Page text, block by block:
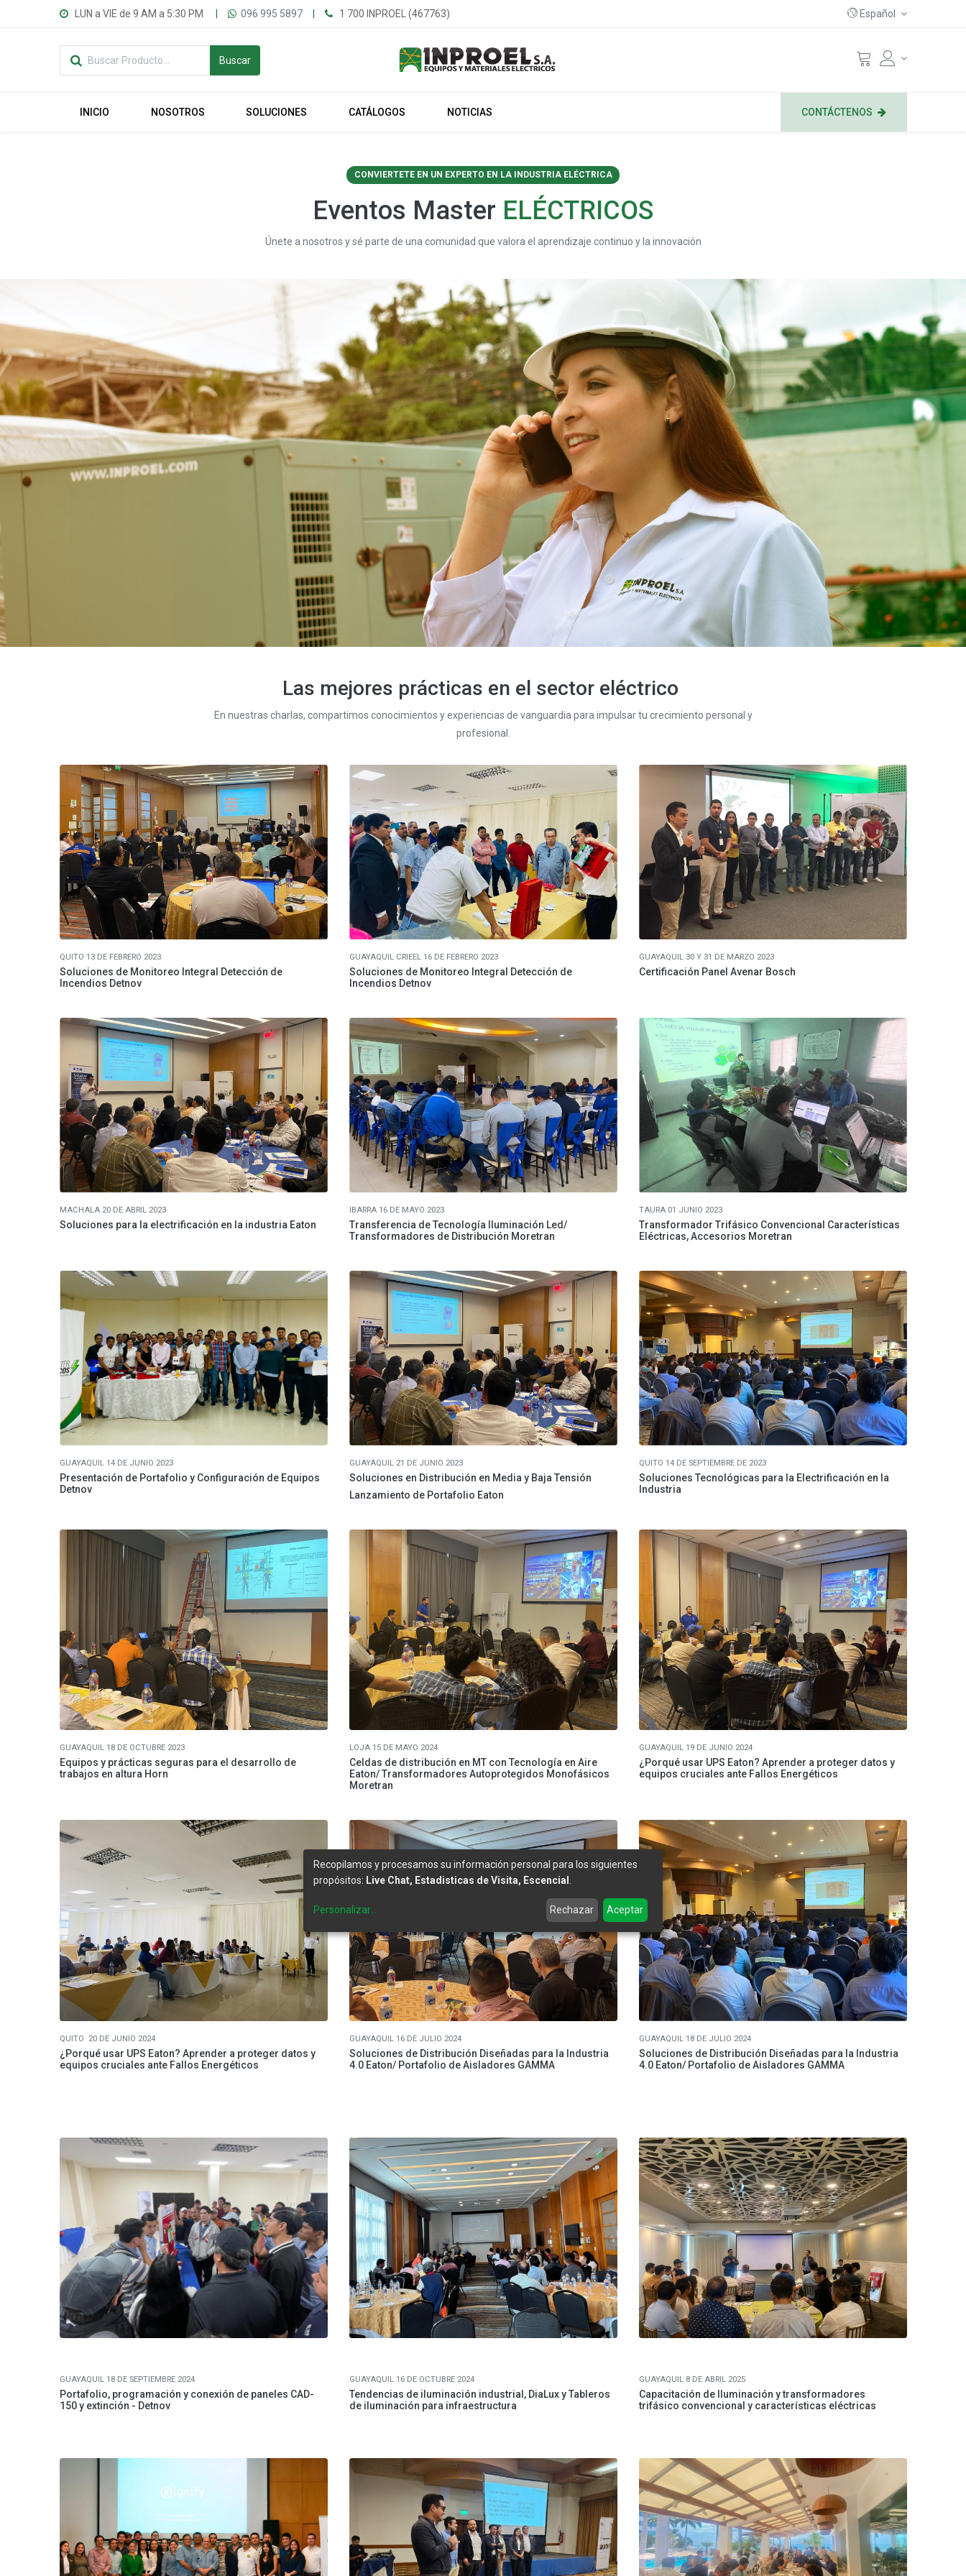
LUN a VIE de 9 AM a 5:30 PM 096 995 5897 1 700 INPROEL (467763) Español
Buscar
INICIO NOSOTROS SOLUCIONES CATÁLOGOS NOTICIAS CONTÁCTENOS
CONVIERTETE EN UN EXPERTO EN LA INDUSTRIA ELÉCTRICA
Eventos Master ELÉCTRICOS
Únete a nosotros y sé parte de una comunidad que valora el aprendizaje continuo y la innovación
Las mejores prácticas en el sector eléctrico
En nuestras charlas, compartimos conocimientos y experiencias de vanguardia para impulsar tu crecimiento personal y
profesional.
QUITO 13 DE FEBRERO 2023
Soluciones de Monitoreo Integral Detección de
Incendios Detnov
GUAYAQUIL CRIEEL 16 DE FEBRERO 2023
Soluciones de Monitoreo Integral Detección de
Incendios Detnov
GUAYAQUIL 30 Y 31 DE MARZO 2023
Certificación Panel Avenar Bosch
MACHALA 20 DE ABRIL 2023
Soluciones para la electrificación en la industria Eaton
IBARRA 16 DE MAYO 2023
Transferencia de Tecnología Iluminación Led/
Transformadores de Distribución Moretran
TAURA 01 JUNIO 2023
Transformador Trifásico Convencional Características
Eléctricas, Accesorios Moretran
GUAYAQUIL 14 DE JUNIO 2023
Presentación de Portafolio y Configuración de Equipos
Detnov
GUAYAQUIL 21 DE JUNIO 2023
Soluciones en Distribución en Media y Baja Tensión
Lanzamiento de Portafolio Eaton
QUITO 14 DE SEPTIEMBRE DE 2023
Soluciones Tecnológicas para la Electrificación en la
Industria
GUAYAQUIL 18 DE OCTUBRE 2023
Equipos y prácticas seguras para el desarrollo de
trabajos en altura Horn
LOJA 15 DE MAYO 2024
Celdas de distribución en MT con Tecnología en Aire
Eaton/ Transformadores Autoprotegidos Monofásicos
Moretran
GUAYAQUIL 19 DE JUNIO 2024
¿Porqué usar UPS Eaton? Aprender a proteger datos y
equipos cruciales ante Fallos Energéticos
QUITO 20 DE JUNIO 2024
¿Porqué usar UPS Eaton? Aprender a proteger datos y
equipos cruciales ante Fallos Energéticos
GUAYAQUIL 16 DE JULIO 2024
Soluciones de Distribución Diseñadas para la Industria
4.0 Eaton/ Portafolio de Aisladores GAMMA
GUAYAQUIL 18 DE JULIO 2024
Soluciones de Distribución Diseñadas para la Industria
4.0 Eaton/ Portafolio de Aisladores GAMMA
GUAYAQUIL 18 DE SEPTIEMBRE 2024
Portafolio, programación y conexión de paneles CAD-
150 y extinción - Detnov
GUAYAQUIL 16 DE OCTUBRE 2024
Tendencias de iluminación industrial, DiaLux y Tableros
de iluminación para infraestructura
GUAYAQUIL 8 DE ABRIL 2025
Capacitación de Iluminación y transformadores
trifásico convencional y características eléctricas
Recopilamos y procesamos su información personal para los siguientes
propósitos: Live Chat, Estadisticas de Visita, Escencial
Personalizar... Rechazar Aceptar